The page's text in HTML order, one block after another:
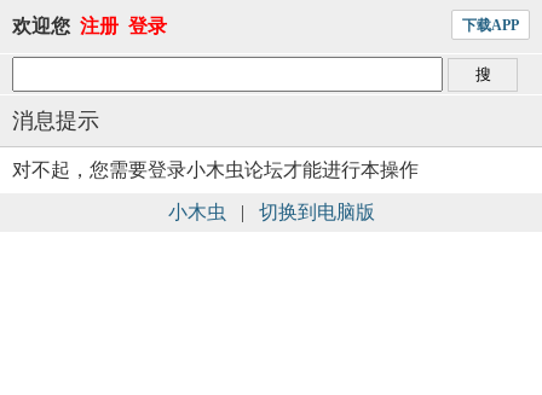
欢迎您 注册 登录 下载APP
消息提示
对不起，您需要登录小木虫论坛才能进行本操作
小木虫 | 切换到电脑版